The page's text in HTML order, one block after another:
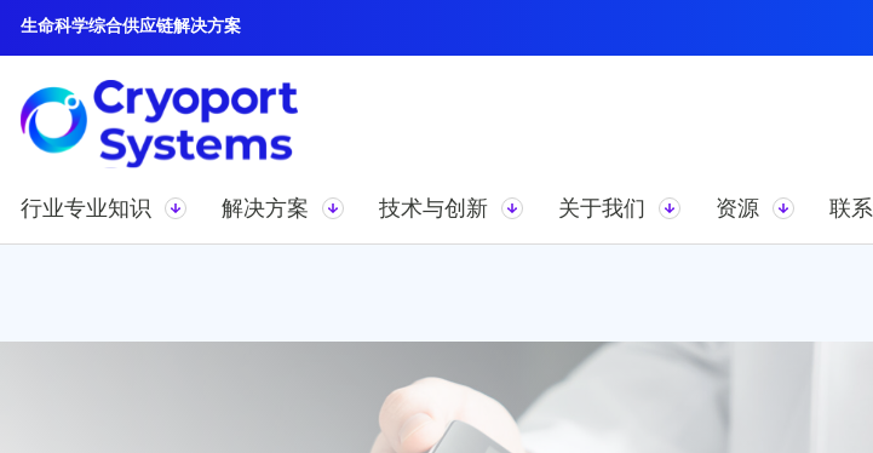
生命科学综合供应链解决方案
行业专业知识 解决方案 技术与创新 关于我们 资源 联